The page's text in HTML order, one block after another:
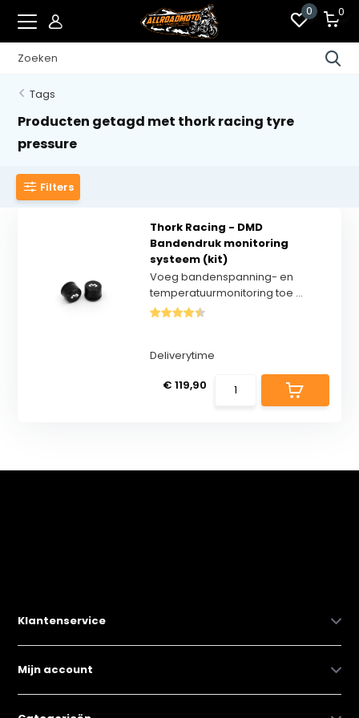
0 0
Tags
Producten getagd met thork racing tyre
pressure
Filters
Thork Racing - DMD
Bandendruk monitoring
systeem (kit)
Voeg bandenspanning- en
temperatuurmonitoring toe ...
Deliverytime
€ 119,90
Klantenservice
Mijn account